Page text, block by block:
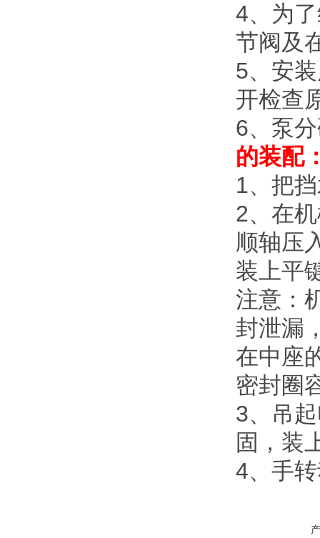
4、为
节阀及
5、安
开检查
6、泵
的装配
1、把
2、在
顺轴压
装上平
注意：
封泄漏
在中座
密封圈
3、吊
固，装
4、手